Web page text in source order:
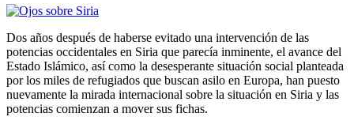
Dos años después de haberse evitado una intervención de las
potencias occidentales en Siria que parecía inminente, el avance del
Estado Islámico, así como la desesperante situación social planteada
por los miles de refugiados que buscan asilo en Europa, han puesto
nuevamente la mirada internacional sobre la situación en Siria y las
potencias comienzan a mover sus fichas.